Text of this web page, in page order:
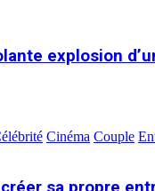
explosion
Cinéma Couple